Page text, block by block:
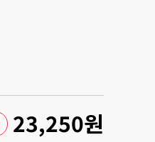
23,250원